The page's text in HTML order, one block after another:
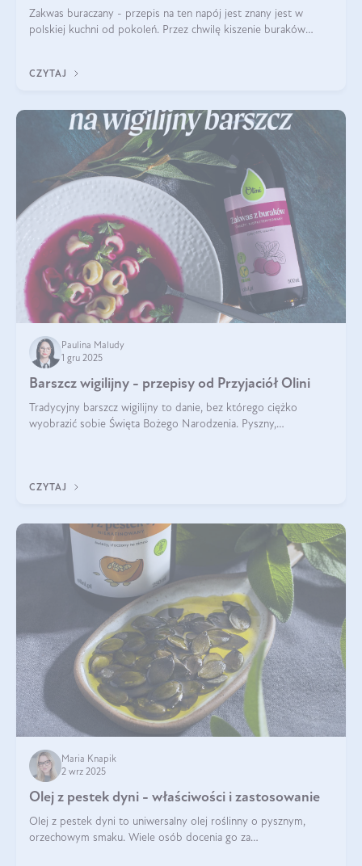
Zakwas buraczany - przepis na ten napój jest znany jest w
polskiej kuchni od pokoleń. Przez chwilę kiszenie buraków
CZYTAJ
Paulina Maludy
1 gru 2025
Barszcz wigilijny - przepisy od Przyjaciół Olini
Tradycyjny barszcz wigilijny to danie, bez którego ciężko
wyobrazić sobie Święta Bożego Narodzenia. Pyszny,
CZYTAJ
Maria Knapik
2 wrz 2025
Olej z pestek dyni - właściwości i zastosowanie
Olej z pestek dyni to uniwersalny olej roślinny o pysznym,
orzechowym smaku. Wiele osób docenia go za